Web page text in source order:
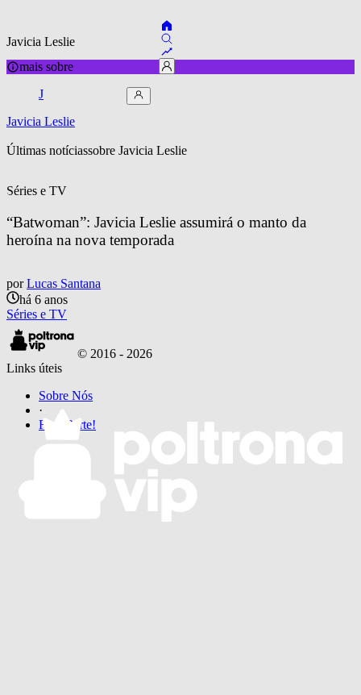
Javicia Leslie
mais sobre
J
Javicia Leslie
Últimas notíciassobre Javicia Leslie
Séries e TV
“Batwoman”: Javicia Leslie assumirá o manto da
heroína na nova temporada
por Lucas Santana
há 6 anos
Séries e TV
© 2016 - 2026
Links úteis
Sobre Nós
·
Faça Parte!